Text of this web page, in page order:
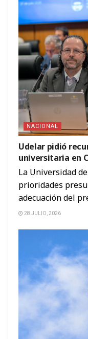
NACIONAL
Udelar pidió
universitaria en
La Universidad
prioridades
adecuación del
28 JULIO, 2026